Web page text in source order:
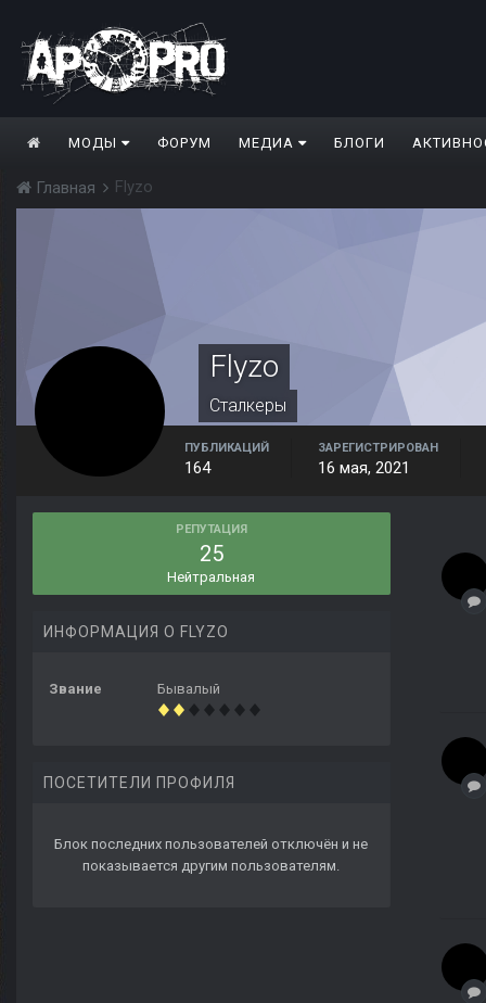
МОДЫ ФОРУМ МЕДИА БЛОГИ
Главная Flyzo
Flyzo
Сталкеры
ПУБЛИКАЦИЙ
164
ЗАРЕГИСТРИРОВАН
16 мая, 2021
РЕПУТАЦИЯ
25
Нейтральная
ИНФОРМАЦИЯ О FLYZO
Звание Бывалый
ПОСЕТИТЕЛИ ПРОФИЛЯ
Блок последних пользователей отключён и не
показывается другим пользователям.